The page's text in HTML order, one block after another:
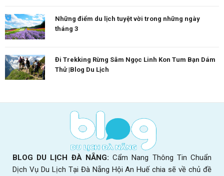
Những điểm du lịch tuyệt vời trong những ngày
tháng 3
Đi Trekking Rừng Sâm Ngọc Linh Kon Tum Bạn Dám
Thử |Blog Du Lịch
BLOG DU LỊCH ĐÀ NẴNG: Cẩm Nang Thông Tin Chuẩn
Dịch Vụ Du Lịch Tại Đà Nẵng Hội An Huế chia sẽ về chủ đề